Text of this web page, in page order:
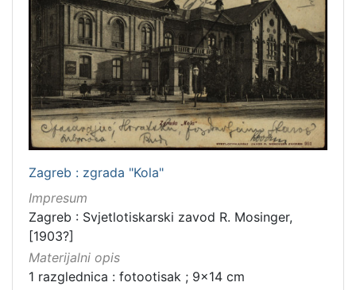
Zagreb : zgrada "Kola"
Impresum
Zagreb : Svjetlotiskarski zavod R. Mosinger,
[1903?]
Materijalni opis
1 razglednica : fotootisak ; 9x14 cm